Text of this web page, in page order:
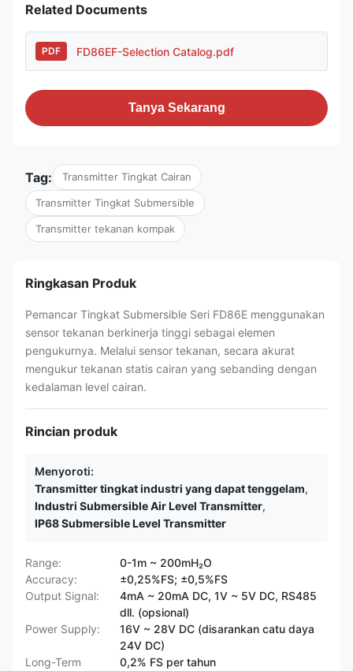
Related Documents
PDF FD86EF-Selection Catalog.pdf
Tanya Sekarang
Tag: Transmitter Tingkat Cairan
Transmitter Tingkat Submersible
Transmitter tekanan kompak
Ringkasan Produk
Pemancar Tingkat Submersible Seri FD86E menggunakan
sensor tekanan berkinerja tinggi sebagai elemen
pengukurnya. Melalui sensor tekanan, secara akurat
mengukur tekanan statis cairan yang sebanding dengan
kedalaman level cairan.
Rincian produk
Menyoroti:
Transmitter tingkat industri yang dapat tenggelam,
Industri Submersible Air Level Transmitter,
IP68 Submersible Level Transmitter
Range:
0-1m ~ 200mH₂O
Accuracy:
±0,25%FS; ±0,5%FS
Output Signal:
4mA ~ 20mA DC, 1V ~ 5V DC, RS485
dll. (opsional)
Power Supply:
16V ~ 28V DC (disarankan catu daya
24V DC)
Long-Term
0,2% FS per tahun